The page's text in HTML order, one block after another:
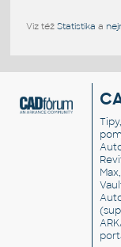
Viz též Statistika a